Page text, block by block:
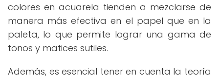
colores en acuarela tienden a mezclarse de
manera más efectiva en el papel que en la
paleta, lo que permite lograr una gama de
tonos y matices sutiles.
Además, es esencial tener en cuenta la teoría